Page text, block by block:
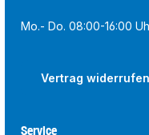
Mo.- Do. 08:00-16:00
Vertrag widerrufen
Service